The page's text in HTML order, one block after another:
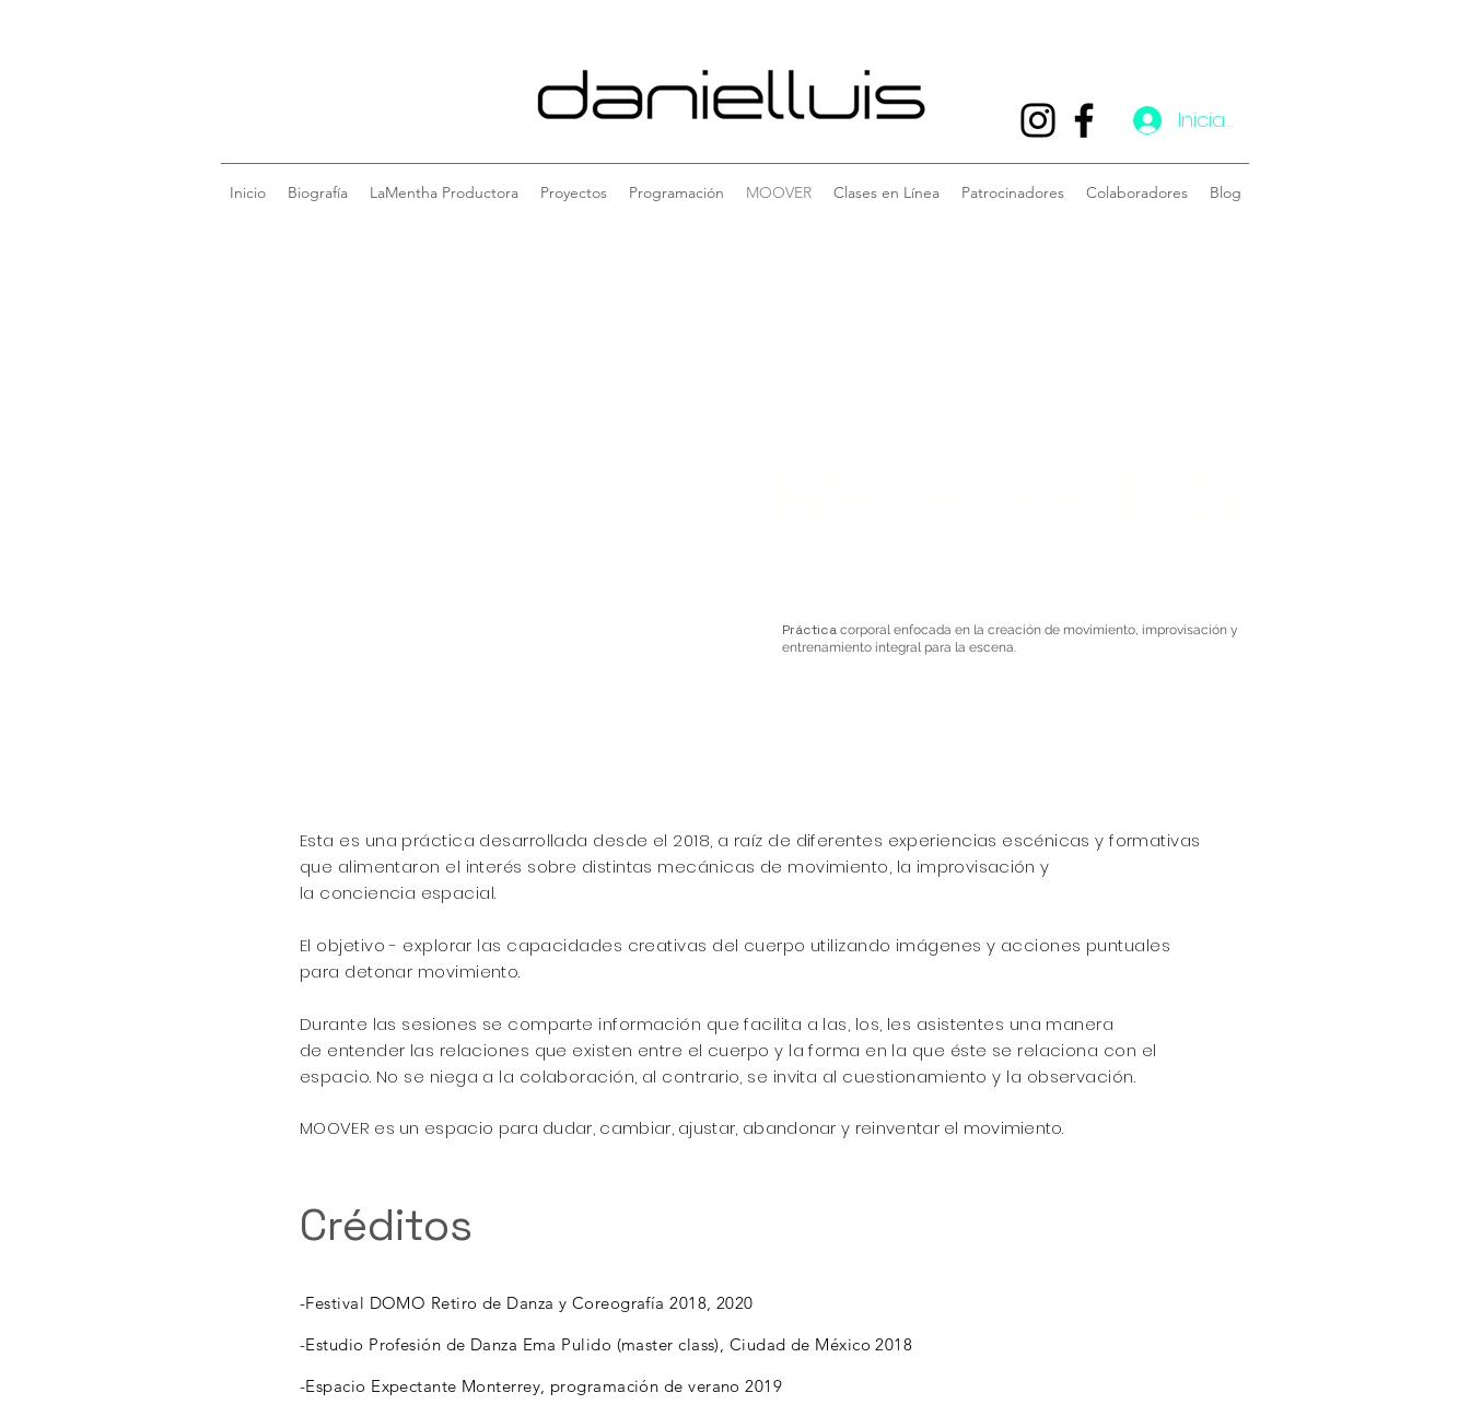
Iniciar sesión
Inicio Biografía LaMentha Productora Proyectos Programación MOOVER Clases en Línea Patrocinadores Colaboradores Blog
Práctica corporal enfocada en la creación de movimiento, improvisación y
entrenamiento integral para la escena.
Esta es una práctica desarrollada desde el 2018, a raíz de diferentes experiencias escénicas y formativas
que alimentaron el interés sobre distintas mecánicas de movimiento, la improvisación y
la conciencia espacial.
El objetivo - explorar las capacidades creativas del cuerpo utilizando imágenes y acciones puntuales
para detonar movimiento.
Durante las sesiones se comparte información que facilita a las, los, les asistentes una manera
de entender las relaciones que existen entre el cuerpo y la forma en la que éste se relaciona con el
espacio. No se niega a la colaboración, al contrario, se invita al cuestionamiento y la observación.
MOOVER es un espacio para dudar, cambiar, ajustar, abandonar y reinventar el movimiento.
Créditos
-Festival DOMO Retiro de Danza y Coreografía 2018, 2020
-Estudio Profesión de Danza Ema Pulido (master class), Ciudad de México 2018
-Espacio Expectante Monterrey, programación de verano 2019